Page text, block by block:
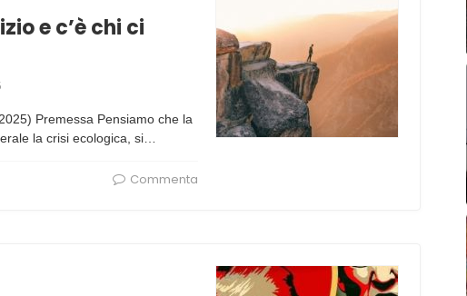
e c’è chi ci
Premessa Pensiamo che la
la crisi ecologica, si…
Commenta